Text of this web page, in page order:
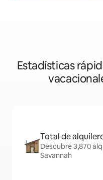
Estadísticas
Total de
Descubre 3,870
Savannah